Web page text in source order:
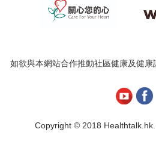
如欲與本網站合作推動社區健康及健康
Copyright © 2018